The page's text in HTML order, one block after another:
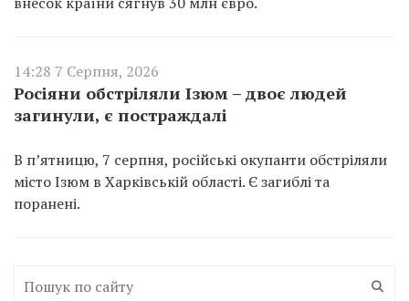
14:28 7 Серпня, 2026
Росіяни обстріляли Ізюм – двоє людей
загинули, є постраждалі
В п’ятницю, 7 серпня, російські окупанти обстріляли
місто Ізюм в Харківській області. Є загиблі та
поранені.